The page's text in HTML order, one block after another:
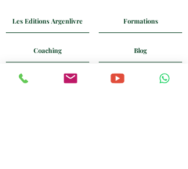
Les Editions Argenlivre
Coaching
Formations
Blog
Whatsapp